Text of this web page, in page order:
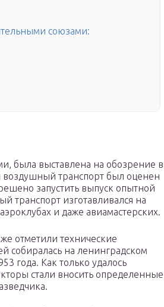
союзами:
была выставлена на обозрение в
транспорт был оценен
запустить выпуск опытной
транспорт изготавливался на
и даже авиамастерских.
отметили технические
собиралась на ленинградском
года. Как только удалось
стали вносить определенные